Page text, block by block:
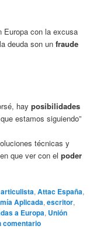
Europa con la excusa
deuda son unfraude
hayposibilidades
estamos siguiendo”
técnicas y
que ver con el poder
articulista,Attac España,
Aplicada,escritor,
a Europa, Unión
comentario